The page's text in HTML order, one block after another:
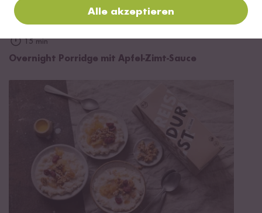
15 min
Overnight Porridge mit Apfel-Zimt-Sauce
Alle akzeptieren